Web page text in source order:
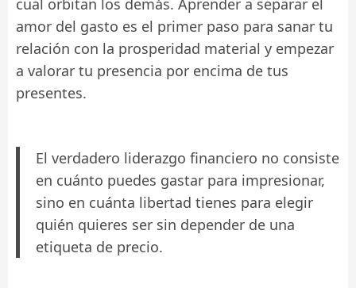
amor del gasto es el primer paso para sanar tu
relación con la prosperidad material y empezar
a valorar tu presencia por encima de tus
presentes.
El verdadero liderazgo financiero no consiste
en cuánto puedes gastar para impresionar,
sino en cuánta libertad tienes para elegir
quién quieres ser sin depender de una
etiqueta de precio.